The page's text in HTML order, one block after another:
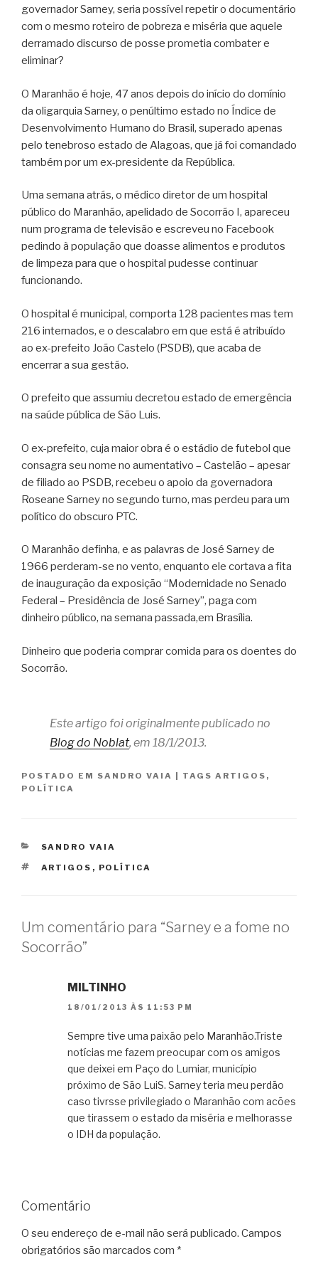
governador Sarney, seria possível repetir o documentário
com o mesmo roteiro de pobreza e miséria que aquele
derramado discurso de posse prometia combater e
eliminar?
O Maranhão é hoje, 47 anos depois do início do domínio
da oligarquia Sarney, o penúltimo estado no Índice de
Desenvolvimento Humano do Brasil, superado apenas
pelo tenebroso estado de Alagoas, que já foi comandado
também por um ex-presidente da República.
Uma semana atrás, o médico diretor de um hospital
público do Maranhão, apelidado de Socorrão I, apareceu
num programa de televisão e escreveu no Facebook
pedindo à população que doasse alimentos e produtos
de limpeza para que o hospital pudesse continuar
funcionando.
O hospital é municipal, comporta 128 pacientes mas tem
216 internados, e o descalabro em que está é atribuído
ao ex-prefeito João Castelo (PSDB), que acaba de
encerrar a sua gestão.
O prefeito que assumiu decretou estado de emergência
na saúde pública de São Luis.
O ex-prefeito, cuja maior obra é o estádio de futebol que
consagra seu nome no aumentativo – Castelão – apesar
de filiado ao PSDB, recebeu o apoio da governadora
Roseane Sarney no segundo turno, mas perdeu para um
político do obscuro PTC.
O Maranhão definha, e as palavras de José Sarney de
1966 perderam-se no vento, enquanto ele cortava a fita
de inauguração da exposição “Modernidade no Senado
Federal – Presidência de José Sarney”, paga com
dinheiro público, na semana passada,em Brasília.
Dinheiro que poderia comprar comida para os doentes do
Socorrão.
Este artigo foi originalmente publicado no
Blog do Noblat, em 18/1/2013.
POSTADO EM SANDRO VAIA TAGS ARTIGOS ,
POLÍTICA
CATEGORIAS
SANDRO VAIA
TAGS
ARTIGOS , POLÍTICA
Um comentário para “Sarney e a fome no
Socorrão”
MILTINHO
18/01/2013 ÀS 11:53 PM
Sempre tive uma paixão pelo Maranhão.Triste
notícias me fazem preocupar com os amigos
que deixei em Paço do Lumiar, município
próximo de São LuiS. Sarney teria meu perdão
caso tivrsse privilegiado o Maranhão com acões
que tirassem o estado da miséria e melhorasse
o IDH da população.
Comentário
O seu endereço de e-mail não será publicado. Campos
obrigatórios são marcados com *